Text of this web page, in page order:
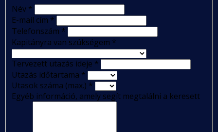
Név *
E-mail cím *
Telefonszám *
Kapitányra van szükségem *
Tervezett utazás ideje *
Utazás időtartama *
Utasok száma (max.) *
Egyéb információ, amely segít megtalálni a keresett